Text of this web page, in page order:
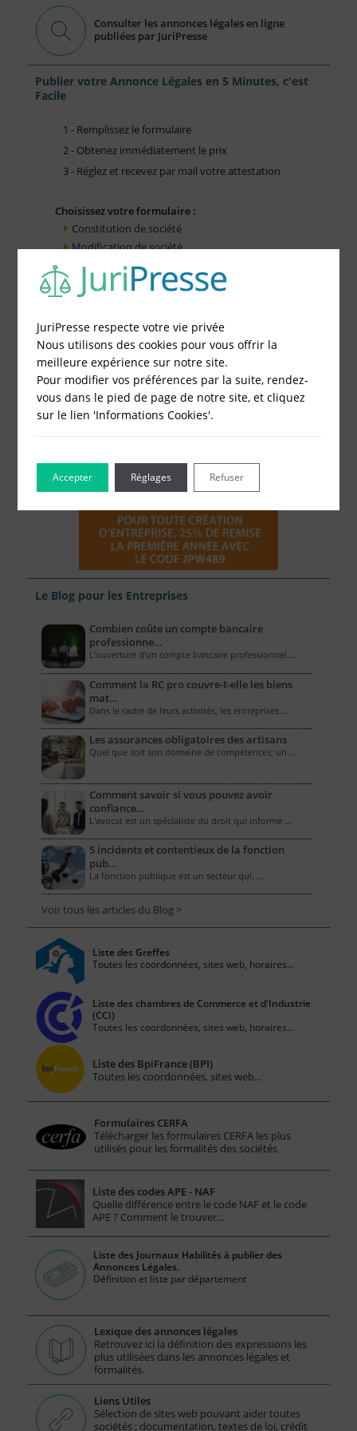
Consulter les annonces légales en ligne
publiées par JuriPresse
Publier votre Annonce Légales en 5 Minutes, c'est
Facile
1 - Remplissez le formulaire
2 - Obtenez immédiatement le prix
3 - Réglez et recevez par mail votre attestation
Choisissez votre formulaire :
Constitution de société
Modification de société
Fonds de Commerce
Cessation d'activité
Le Blog pour les Entreprises
Combien coûte un compte bancaire
professionne…
L’ouverture d’un compte bancaire professionnel …
Comment la RC pro couvre-t-elle les biens
mat…
Dans le cadre de leurs activités, les entreprises …
Les assurances obligatoires des artisans
Quel que soit son domaine de compétences, un …
Comment savoir si vous pouvez avoir
confiance…
L'avocat est un spécialiste du droit qui informe …
5 incidents et contentieux de la fonction
pub…
La fonction publique est un secteur qui, …
Voir tous les articles du Blog >
Liste des Greffes
Toutes les coordonnées, sites web, horaires...
Liste des chambres de Commerce et d'Industrie
(CCI)
Toutes les coordonnées, sites web, horaires...
Liste des BpiFrance (BPI)
Toutes les coordonnées, sites web...
Formulaires CERFA
Télécharger les formulaires CERFA les plus
utilisés pour les formalités des sociétés
Liste des codes APE - NAF
Quelle différence entre le code NAF et le code
APE ? Comment le trouver…
Liste des Journaux Habilités à publier des
Annonces Légales.
Définition et liste par département
Lexique des annonces légales
Retrouvez ici la définition des expressions les
plus utilisées dans les annonces légales et
formalités.
Liens Utiles
Sélection de sites web pouvant aider toutes
sociétés : documentation, textes de loi, crédit
JuriPresse respecte votre vie privée
Nous utilisons des cookies pour vous offrir la
meilleure expérience sur notre site.
Pour modifier vos préférences par la suite, rendez-
vous dans le pied de page de notre site, et cliquez
sur le lien 'Informations Cookies'.
Accepter Refuser
Réglages